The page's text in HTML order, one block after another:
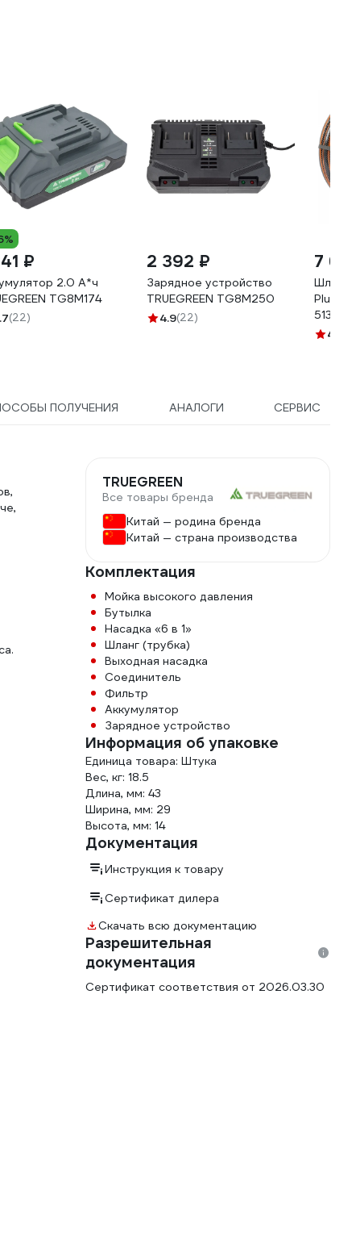
₽
2.0 А*ч
TG8M174
(22)
2 392 ₽
Зарядное устройство
TRUEGREEN TG8M250
4.9(22)
7
Шланг
Plus,
5134
4.9
ПОЛУЧЕНИЯ АНАЛОГИ СЕРВИС
TRUEGREEN
Все товары бренда
Китай — родина бренда
Китай — страна производства
Комплектация
Мойка высокого давления
Бутылка
Насадка «6 в 1»
Шланг (трубка)
Выходная насадка
Соединитель
Фильтр
Аккумулятор
Зарядное устройство
Информация об упаковке
Единица товара: Штука
Вес, кг: 18.5
Длина, мм: 43
Ширина, мм: 29
Высота, мм: 14
Документация
Инструкция к товару
Сертификат дилера
Скачать всю документацию
Разрешительная
документация
Сертификат соответствия от 2026.03.30